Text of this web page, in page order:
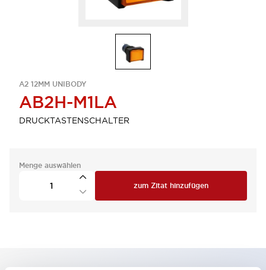
A2 12MM UNIBODY
AB2H-M1LA
DRUCKTASTENSCHALTER
Menge auswählen
zum Zitat hinzufügen